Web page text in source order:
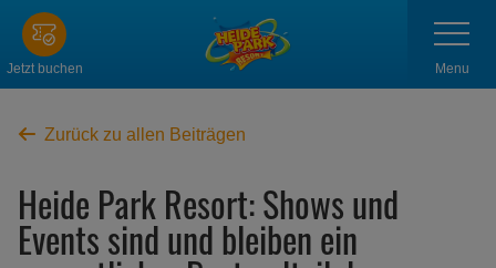
Zum
Hauptinhalt
springen
Jetzt buchen
anzeigen
Menu
Zurück zu allen Beiträgen
Heide Park Resort: Shows und
Events sind und bleiben ein